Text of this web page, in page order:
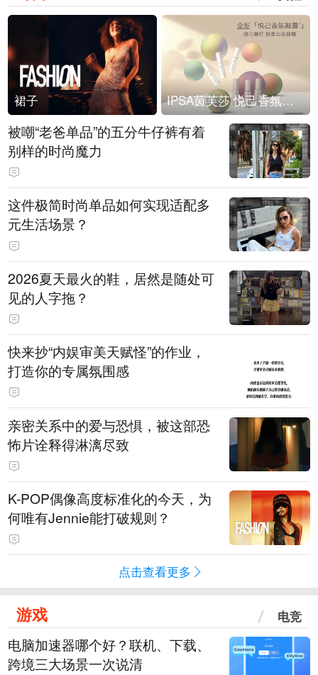
裙子 IPSA茵芙莎 悦己香氛凝露上市
被嘲“老爸单品”的五分牛仔裤有着
别样的时尚魔力
这件极简时尚单品如何实现适配多
元生活场景？
2026夏天最火的鞋，居然是随处可
见的人字拖？
快来抄“内娱审美天赋怪”的作业，
打造你的专属氛围感
亲密关系中的爱与恐惧，被这部恐
怖片诠释得淋漓尽致
K-POP偶像高度标准化的今天，为
何唯有Jennie能打破规则？
点击查看更多
游戏 电竞
电脑加速器哪个好？联机、下载、
跨境三大场景一次说清